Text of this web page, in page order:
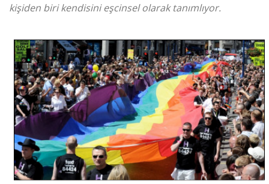
kişiden biri kendisini eşcinsel olarak tanımlıyor.